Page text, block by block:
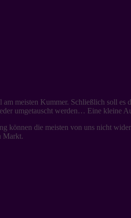
meisten Kummer. Schließlich soll
umgetauscht werden… Eine kleine
können die meisten von uns nicht
Markt.